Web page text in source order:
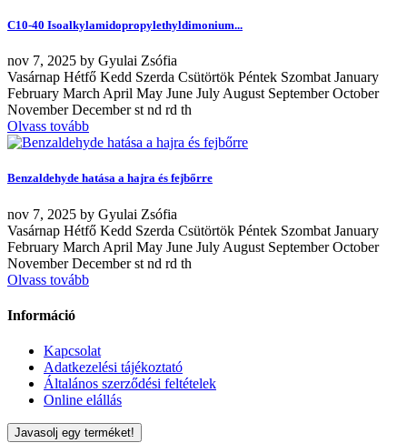
C10-40 Isoalkylamidopropylethyldimonium...
nov 7, 2025 by Gyulai Zsófia
Vasárnap Hétfő Kedd Szerda Csütörtök Péntek Szombat January
February March April May June July August September October
November December st nd rd th
Olvass tovább
Benzaldehyde hatása a hajra és fejbőrre
nov 7, 2025 by Gyulai Zsófia
Vasárnap Hétfő Kedd Szerda Csütörtök Péntek Szombat January
February March April May June July August September October
November December st nd rd th
Olvass tovább
Információ
Kapcsolat
Adatkezelési tájékoztató
Általános szerződési feltételek
Online elállás
Javasolj egy terméket!